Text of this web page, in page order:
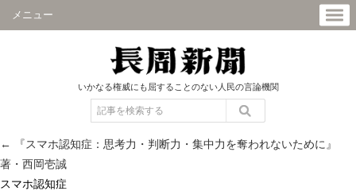
メニュー
いかなる権威にも屈することのない人民の言論機関
←
『スマホ認知症：思考力・判断力・集中力を奪われないために』
著・西岡壱誠
スマホ認知症